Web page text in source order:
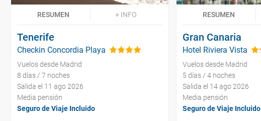
RESUMEN + INFO
Tenerife
Checkin Concordia Playa
Vuelos desde Madrid
8 días / 7 noches
Salida el 11 ago 2026
Media pensión
Seguro de Viaje Incluido
RESUMEN
Gran Canaria
Hotel Riviera Vista
Vuelos desde Madrid
5 días / 4 noches
Salida el 14 ago 2026
Media pensión
Seguro de Viaje Incluido